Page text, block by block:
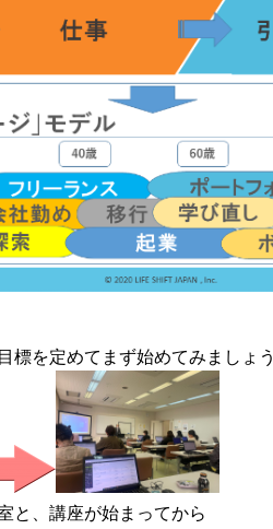
標を定めてまず始めてみましょう
と、講座が始まってから